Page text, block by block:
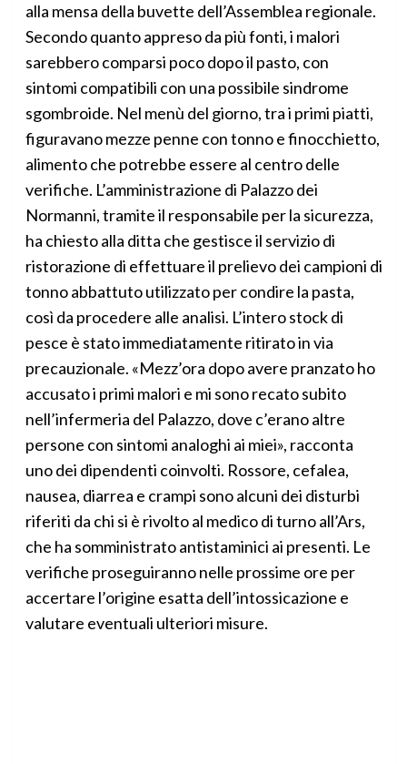
alla mensa della buvette dell’Assemblea regionale.
Secondo quanto appreso da più fonti, i malori
sarebbero comparsi poco dopo il pasto, con
sintomi compatibili con una possibile sindrome
sgombroide. Nel menù del giorno, tra i primi piatti,
figuravano mezze penne con tonno e finocchietto,
alimento che potrebbe essere al centro delle
verifiche. L’amministrazione di Palazzo dei
Normanni, tramite il responsabile per la sicurezza,
ha chiesto alla ditta che gestisce il servizio di
ristorazione di effettuare il prelievo dei campioni di
tonno abbattuto utilizzato per condire la pasta,
così da procedere alle analisi. L’intero stock di
pesce è stato immediatamente ritirato in via
precauzionale. «Mezz’ora dopo avere pranzato ho
accusato i primi malori e mi sono recato subito
nell’infermeria del Palazzo, dove c’erano altre
persone con sintomi analoghi ai miei», racconta
uno dei dipendenti coinvolti. Rossore, cefalea,
nausea, diarrea e crampi sono alcuni dei disturbi
riferiti da chi si è rivolto al medico di turno all’Ars,
che ha somministrato antistaminici ai presenti. Le
verifiche proseguiranno nelle prossime ore per
accertare l’origine esatta dell’intossicazione e
valutare eventuali ulteriori misure.